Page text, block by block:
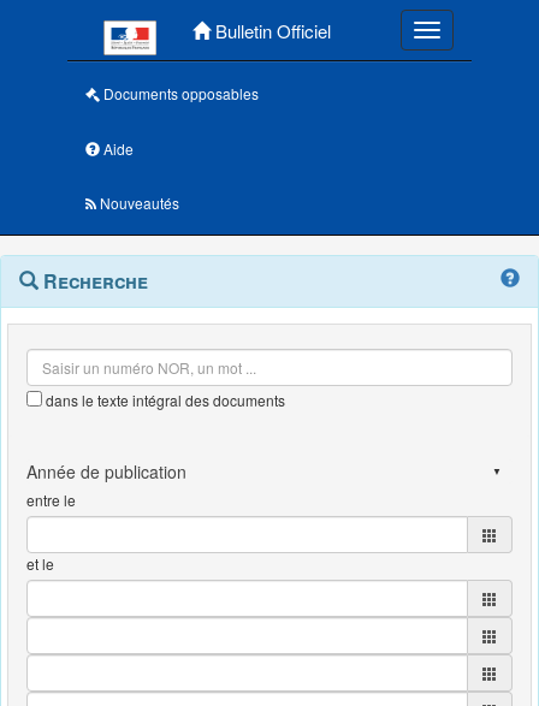
Bulletin Officiel Toggle
Documents opposables
Aide
Nouveautés
Navigation
outils
Menu
contextuel
Recherche
dans le texte intégral des documents
entre le
et le